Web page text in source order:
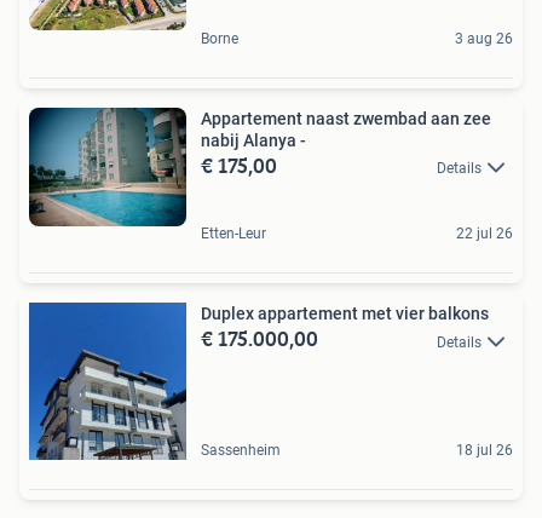
Borne 3 aug 26
Appartement naast zwembad aan zee
nabij Alanya -
€ 175,00 Details
Etten-Leur 22 jul 26
Duplex appartement met vier balkons
€ 175.000,00 Details
Sassenheim 18 jul 26